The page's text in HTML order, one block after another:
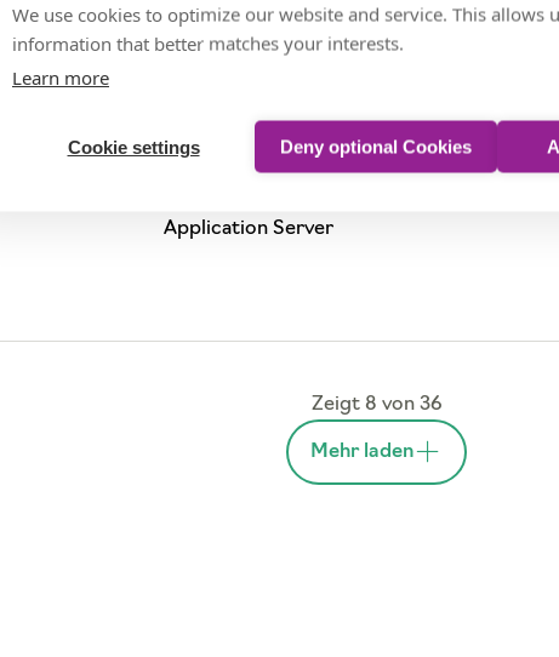
Application Server
Application Server
Zeigt 8 von 36
Mehr laden
We use cookies to optimize our website and service. This allows
information that better matches your interests.
Learn more
Cookie settings Deny optional Cookies